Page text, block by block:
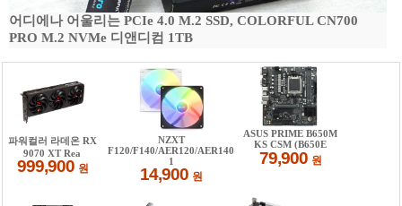
어디에나 어울리는 PCIe 4.0 M.2 SSD, COLORFUL CN700
PRO M.2 NVMe 디앤디컴 1TB